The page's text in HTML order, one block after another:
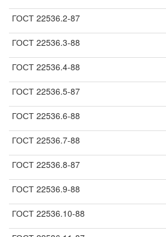
ГОСТ 22536.2-87
ГОСТ 22536.3-88
ГОСТ 22536.4-88
ГОСТ 22536.5-87
ГОСТ 22536.6-88
ГОСТ 22536.7-88
ГОСТ 22536.8-87
ГОСТ 22536.9-88
ГОСТ 22536.10-88